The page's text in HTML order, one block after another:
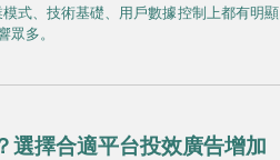
式、技術基礎、用戶數據控制上都有明顯
眾多。
選擇合適平台投效廣告增加